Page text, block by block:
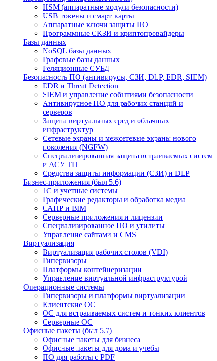
HSM (аппаратные модули безопасности)
USB-токены и смарт-карты
Аппаратные ключи защиты ПО
Программные СКЗИ и криптопровайдеры
Базы данных
NoSQL базы данных
Графовые базы данных
Реляционные СУБД
Безопасность ПО (антивирусы, СЗИ, DLP, EDR, SIEM)
EDR и Threat Detection
SIEM и управление событиями безопасности
Антивирусное ПО для рабочих станций и
серверов
Защита виртуальных сред и облачных
инфраструктур
Сетевые экраны и межсетевые экраны нового
поколения (NGFW)
Специализированная защита встраиваемых систем
и АСУ ТП
Средства защиты информации (СЗИ) и DLP
Бизнес-приложения (был 5.6)
1С и учетные системы
Графические редакторы и обработка медиа
САПР и BIM
Серверные приложения и лицензии
Специализированное ПО и утилиты
Управление сайтами и CMS
Виртуализация
Виртуализация рабочих столов (VDI)
Гипервизоры
Платформы контейнеризации
Управление виртуальной инфраструктурой
Операционные системы
Гипервизоры и платформы виртуализации
Клиентские ОС
ОС для встраиваемых систем и тонких клиентов
Серверные ОС
Офисные пакеты (был 5.7)
Офисные пакеты для бизнеса
Офисные пакеты для дома и учебы
ПО для работы с PDF